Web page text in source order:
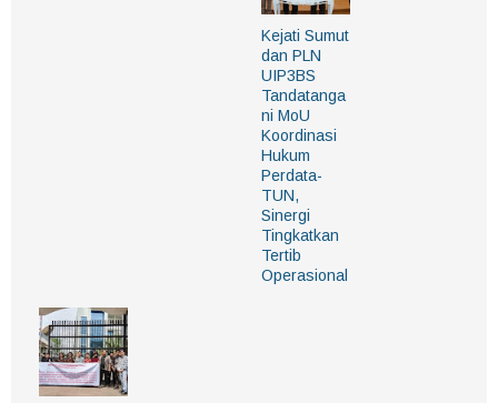
Kejati Sumut
dan PLN
UIP3BS
Tandatanga
ni MoU
Koordinasi
Hukum
Perdata-
TUN,
Sinergi
Tingkatkan
Tertib
Operasional